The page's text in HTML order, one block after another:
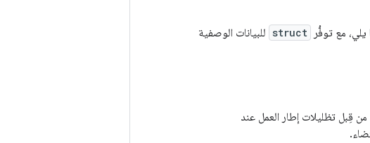
يلي، مع توفُّر struct للبيانات الوصفية
قِبل تظليلات إطار العمل عند